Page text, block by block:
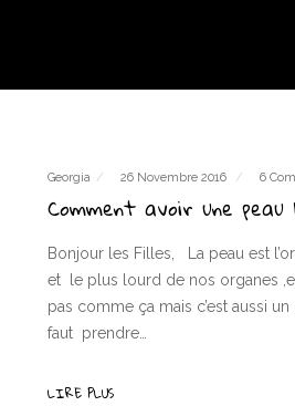
Georgia 26 Novembre 2016 6
Comment avoir une peau
Bonjour les Filles, La peau est
et le plus lourd de nos organes
pas comme ça mais c’est aussi
faut prendre…
LIRE PLUS